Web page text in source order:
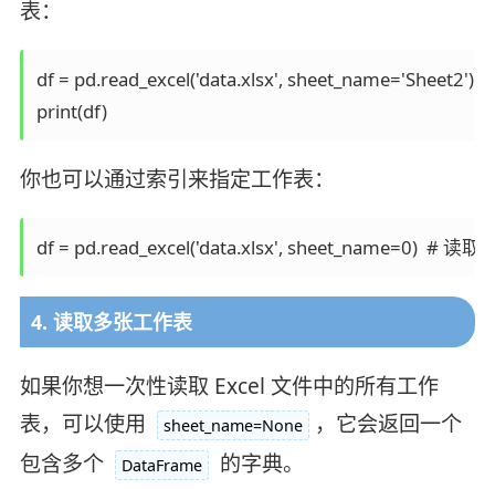
表：
df = pd.read_excel('data.xlsx', sheet_name='Sheet2')
print(df)
你也可以通过索引来指定工作表：
df = pd.read_excel('data.xlsx', sheet_name=0)  # 读取
4. 读取多张工作表
如果你想一次性读取 Excel 文件中的所有工作
表，可以使用
sheet_name=None
，它会返回一个
包含多个
DataFrame 的字典。